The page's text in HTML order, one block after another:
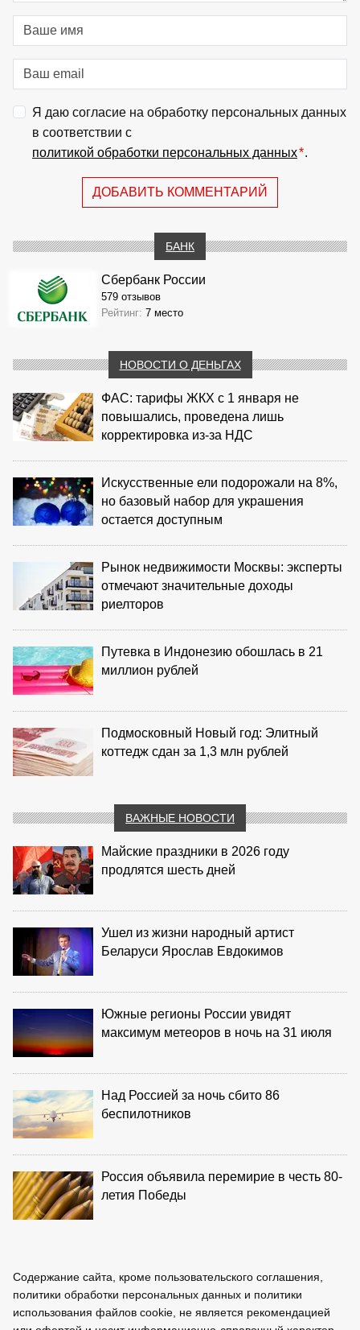
Я даю согласие на обработку персональных данных
в соответствии с
политикой обработки персональных данных*.
ДОБАВИТЬ КОММЕНТАРИЙ
БАНК
Сбербанк России
579 отзывов
Рейтинг: 7 место
НОВОСТИ О ДЕНЬГАХ
ФАС: тарифы ЖКХ с 1 января не
повышались, проведена лишь
корректировка из‑за НДС
Искусственные ели подорожали на 8%,
но базовый набор для украшения
остается доступным
Рынок недвижимости Москвы: эксперты
отмечают значительные доходы
риелторов
Путевка в Индонезию обошлась в 21
миллион рублей
Подмосковный Новый год: Элитный
коттедж сдан за 1,3 млн рублей
ВАЖНЫЕ НОВОСТИ
Майские праздники в 2026 году
продлятся шесть дней
Ушел из жизни народный артист
Беларуси Ярослав Евдокимов
Южные регионы России увидят
максимум метеоров в ночь на 31 июля
Над Россией за ночь сбито 86
беспилотников
Россия объявила перемирие в честь 80-
летия Победы
Содержание сайта, кроме пользовательского соглашения,
политики обработки персональных данных и политики
использования файлов cookie, не является рекомендацией